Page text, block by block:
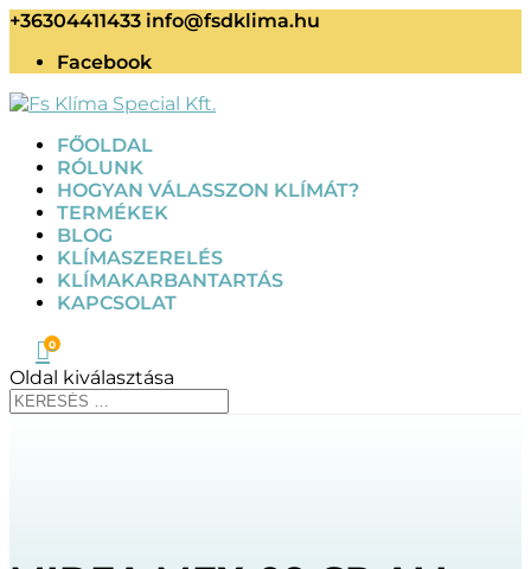
+36304411433 info@fsdklima.hu
Facebook
FŐOLDAL
RÓLUNK
HOGYAN VÁLASSZON KLÍMÁT?
TERMÉKEK
BLOG
KLÍMASZERELÉS
KLÍMAKARBANTARTÁS
KAPCSOLAT
0
Oldal kiválasztása